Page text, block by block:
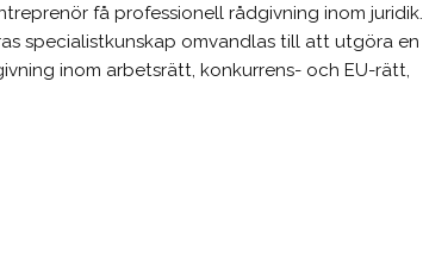
få professionell rådgivning inom juridik.
specialistkunskap omvandlas till att utgöra en
inom arbetsrätt, konkurrens- och EU-rätt,